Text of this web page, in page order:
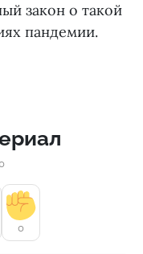
закон о такой
пандемии.
0